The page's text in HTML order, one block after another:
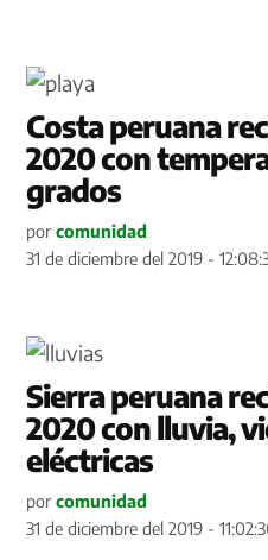
Costa peruana
2020 con
grados
por comunidad
31 de diciembre del 2019 -
Sierra peruana
2020 con lluvia,
eléctricas
por comunidad
31 de diciembre del 2019 -